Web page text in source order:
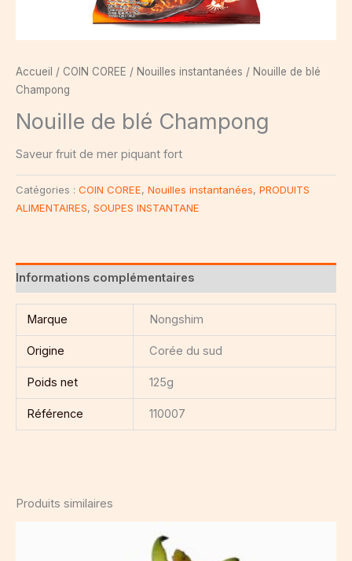
Accueil / COIN COREE / Nouilles instantanées / Nouille de blé
Champong
Nouille de blé Champong
Saveur fruit de mer piquant fort
Catégories : COIN COREE, Nouilles instantanées, PRODUITS
ALIMENTAIRES, SOUPES INSTANTANE
Informations complémentaires
Marque Nongshim
Origine Corée du sud
Poids net 125g
Référence 110007
Produits similaires